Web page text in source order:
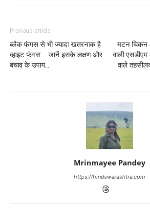
Previous article
ब्लैक फंगस से भी ज्यादा खतरनाक है
व्हाइट फंगस…. जानें इसके लक्षण और
बचाव के उपाय…
मटन चिकन
वाली
वाले
Mrinmayee Pandey
https://hindswarashtra.com